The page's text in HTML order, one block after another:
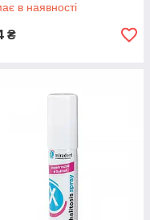
в наявності
₴